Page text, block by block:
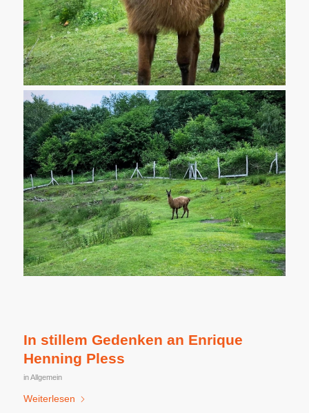
In stillem Gedenken an Enrique
Henning Pless
inAllgemein
Weiterlesen